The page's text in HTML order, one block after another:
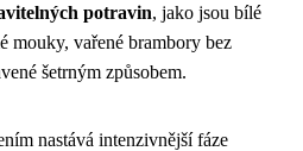
potravin, jako jsou bílé
mouky, vařené brambory bez
šetrným způsobem.
nastává intenzivnější fáze